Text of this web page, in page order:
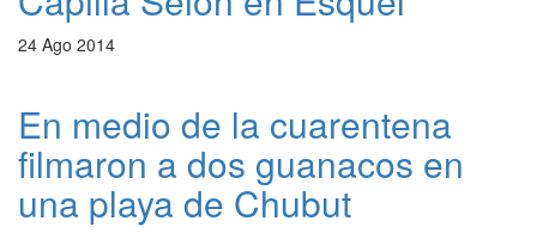
24 Ago 2014
En medio de la cuarentena
filmaron a dos guanacos en
una playa de Chubut